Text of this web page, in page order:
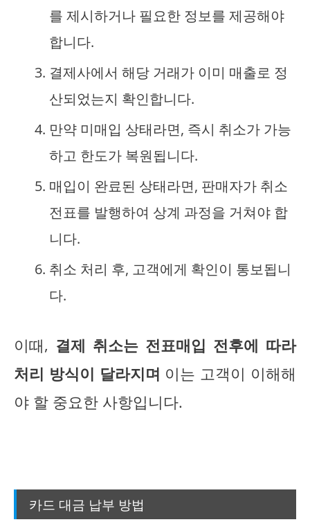
를 제시하거나 필요한 정보를 제공해야
합니다.
결제사에서 해당 거래가 이미 매출로 정
산되었는지 확인합니다.
만약 미매입 상태라면, 즉시 취소가 가능
하고 한도가 복원됩니다.
매입이 완료된 상태라면, 판매자가 취소
전표를 발행하여 상계 과정을 거쳐야 합
니다.
취소 처리 후, 고객에게 확인이 통보됩니
다.
이때, 결제 취소는 전표매입 전후에 따라
처리 방식이 달라지며 이는 고객이 이해해
야 할 중요한 사항입니다.
카드 대금 납부 방법